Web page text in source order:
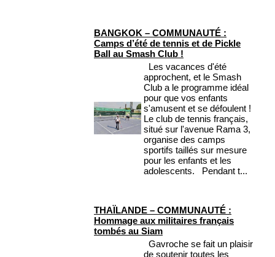
BANGKOK – COMMUNAUTÉ :
Camps d’été de tennis et de Pickle
Ball au Smash Club !
Les vacances d'été
approchent, et le Smash
Club a le programme idéal
pour que vos enfants
s'amusent et se défoulent !
Le club de tennis français,
situé sur l'avenue Rama 3,
organise des camps
sportifs taillés sur mesure
pour les enfants et les
adolescents. Pendant t...
THAÏLANDE – COMMUNAUTÉ :
Hommage aux militaires français
tombés au Siam
Gavroche se fait un plaisir
de soutenir toutes les